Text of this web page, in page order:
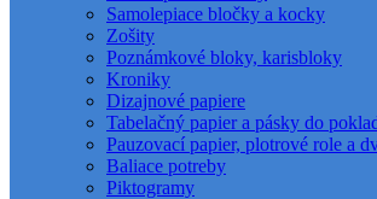
Samolepiace bločky a kocky
Zošity
Poznámkové bloky, karisbloky
Kroniky
Dizajnové papiere
Tabelačný papier a pásky do
Pauzovací papier, plotrové role a
Baliace potreby
Piktogramy